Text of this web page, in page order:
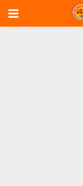
PRIMARY